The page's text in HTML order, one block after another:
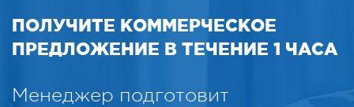
ПОЛУЧИТЕ КОММЕРЧЕСКОЕ
ПРЕДЛОЖЕНИЕ В ТЕЧЕНИЕ 1 ЧАСА
Менеджер подготовит